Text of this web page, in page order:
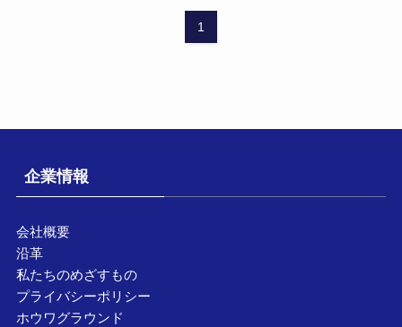
1
企業情報
会社概要
沿革
私たちのめざすもの
プライバシーポリシー
ホウワグラウンド